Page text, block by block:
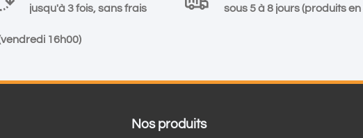
jusqu'à 3 fois, sans frais sous 5 à 8 jours (produits
16h00)
Nos produits